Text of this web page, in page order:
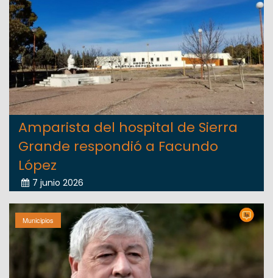
Amparista del hospital de Sierra
Grande respondió a Facundo
López
7 junio 2026
Municipios